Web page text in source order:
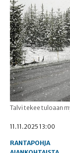
Talvi tekee tuloaan
11.11.2025 13:00
RANTAPOHJA